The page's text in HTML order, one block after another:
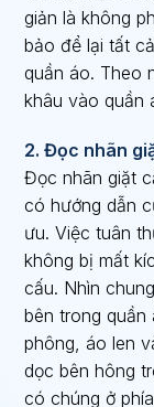
giản là không
bảo để lại tất
quần áo. Theo
khâu vào quần
2. Đọc nhãn
Đọc nhãn giặt
có hướng dẫn
ưu. Việc tuân
không bị mất
cấu. Nhìn
bên trong
phông, áo len
dọc bên hông
có chúng ở